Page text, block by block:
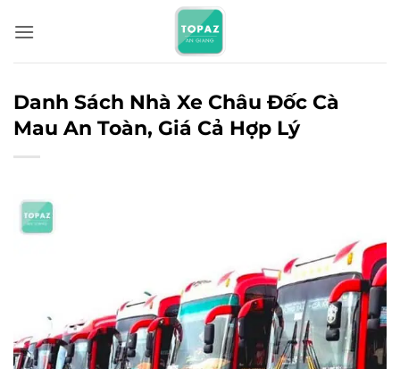
qua
Danh Sách Nhà Xe Châu Đốc Cà
Mau An Toàn, Giá Cả Hợp Lý